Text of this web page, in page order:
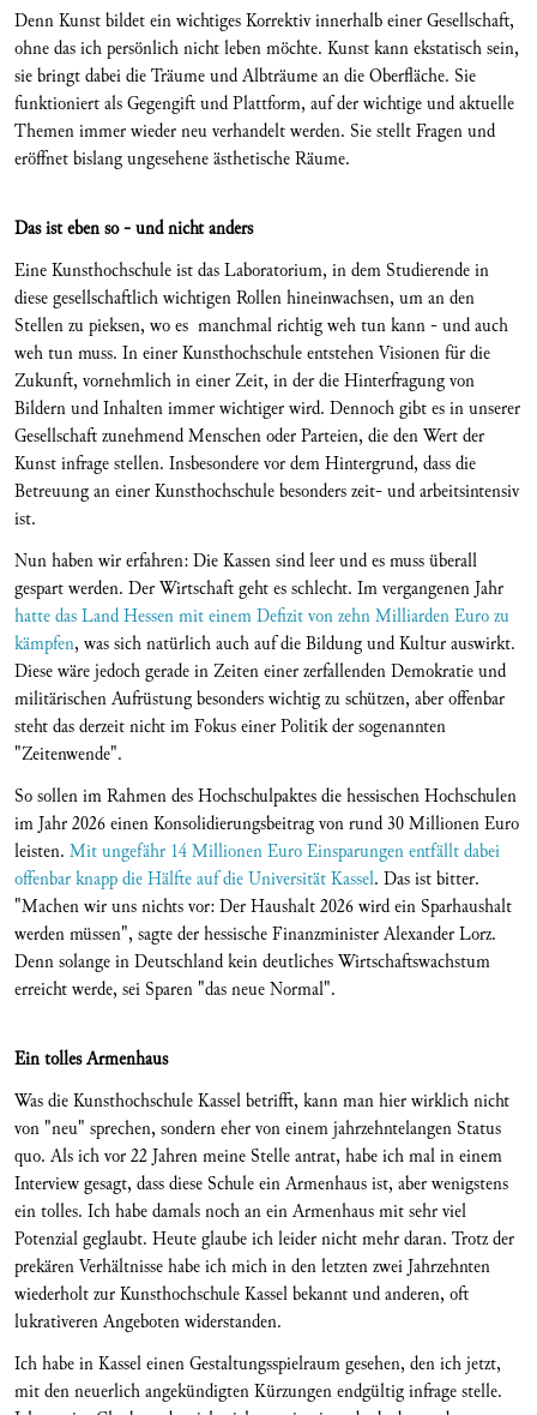
Denn Kunst bildet ein wichtiges Korrektiv innerhalb einer Gesellschaft,
ohne das ich persönlich nicht leben möchte. Kunst kann ekstatisch sein,
sie bringt dabei die Träume und Albträume an die Oberfläche. Sie
funktioniert als Gegengift und Plattform, auf der wichtige und aktuelle
Themen immer wieder neu verhandelt werden. Sie stellt Fragen und
eröffnet bislang ungesehene ästhetische Räume.
Das ist eben so - und nicht anders
Eine Kunsthochschule ist das Laboratorium, in dem Studierende in
diese gesellschaftlich wichtigen Rollen hineinwachsen, um an den
Stellen zu pieksen, wo es manchmal richtig weh tun kann - und auch
weh tun muss. In einer Kunsthochschule entstehen Visionen für die
Zukunft, vornehmlich in einer Zeit, in der die Hinterfragung von
Bildern und Inhalten immer wichtiger wird. Dennoch gibt es in unserer
Gesellschaft zunehmend Menschen oder Parteien, die den Wert der
Kunst infrage stellen. Insbesondere vor dem Hintergrund, dass die
Betreuung an einer Kunsthochschule besonders zeit- und arbeitsintensiv
ist.
Nun haben wir erfahren: Die Kassen sind leer und es muss überall
gespart werden. Der Wirtschaft geht es schlecht. Im vergangenen Jahr
hatte das Land Hessen mit einem Defizit von zehn Milliarden Euro zu
kämpfen, was sich natürlich auch auf die Bildung und Kultur auswirkt.
Diese wäre jedoch gerade in Zeiten einer zerfallenden Demokratie und
militärischen Aufrüstung besonders wichtig zu schützen, aber offenbar
steht das derzeit nicht im Fokus einer Politik der sogenannten
"Zeitenwende".
So sollen im Rahmen des Hochschulpaktes die hessischen Hochschulen
im Jahr 2026 einen Konsolidierungsbeitrag von rund 30 Millionen Euro
leisten. Mit ungefähr 14 Millionen Euro Einsparungen entfällt dabei
offenbar knapp die Hälfte auf die Universität Kassel. Das ist bitter.
"Machen wir uns nichts vor: Der Haushalt 2026 wird ein Sparhaushalt
werden müssen", sagte der hessische Finanzminister Alexander Lorz.
Denn solange in Deutschland kein deutliches Wirtschaftswachstum
erreicht werde, sei Sparen "das neue Normal".
Ein tolles Armenhaus
Was die Kunsthochschule Kassel betrifft, kann man hier wirklich nicht
von "neu" sprechen, sondern eher von einem jahrzehntelangen Status
quo. Als ich vor 22 Jahren meine Stelle antrat, habe ich mal in einem
Interview gesagt, dass diese Schule ein Armenhaus ist, aber wenigstens
ein tolles. Ich habe damals noch an ein Armenhaus mit sehr viel
Potenzial geglaubt. Heute glaube ich leider nicht mehr daran. Trotz der
prekären Verhältnisse habe ich mich in den letzten zwei Jahrzehnten
wiederholt zur Kunsthochschule Kassel bekannt und anderen, oft
lukrativeren Angeboten widerstanden.
Ich habe in Kassel einen Gestaltungsspielraum gesehen, den ich jetzt,
mit den neuerlich angekündigten Kürzungen endgültig infrage stelle.